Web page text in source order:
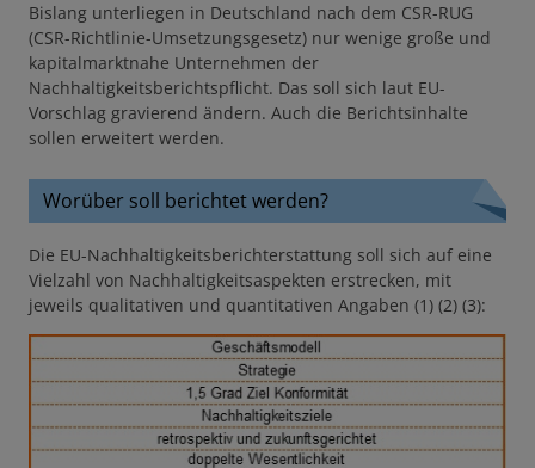
Bislang unterliegen in Deutschland nach dem CSR-RUG
(CSR-Richtlinie-Umsetzungsgesetz) nur wenige große und
kapitalmarktnahe Unternehmen der
Nachhaltigkeitsberichtspflicht. Das soll sich laut EU-
Vorschlag gravierend ändern. Auch die Berichtsinhalte
sollen erweitert werden.
Worüber soll berichtet werden?
Die EU-Nachhaltigkeitsberichterstattung soll sich auf eine
Vielzahl von Nachhaltigkeitsaspekten erstrecken, mit
jeweils qualitativen und quantitativen Angaben (1) (2) (3):